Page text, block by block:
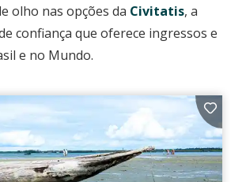
olho nas opções da Civitatis, a
confiança que oferece ingressos e
e no Mundo.